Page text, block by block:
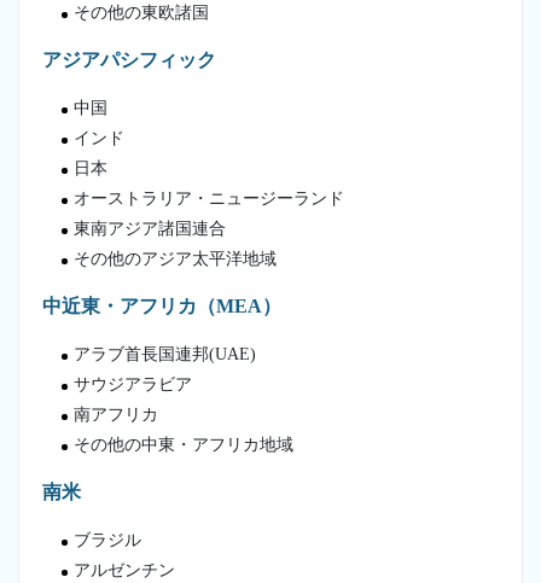
その他の東欧諸国
アジアパシフィック
中国
インド
日本
オーストラリア・ニュージーランド
東南アジア諸国連合
その他のアジア太平洋地域
中近東・アフリカ（MEA）
アラブ首長国連邦(UAE)
サウジアラビア
南アフリカ
その他の中東・アフリカ地域
南米
ブラジル
アルゼンチン